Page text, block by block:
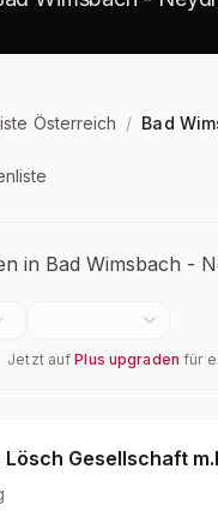
Österreich / Bad
in Bad Wimsbach -
Jetzt aufPlus upgraden für
Lösch Gesellschaft